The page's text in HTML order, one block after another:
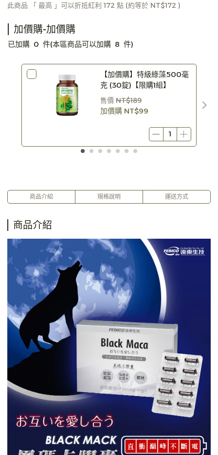
此商品 「 最高 」可以折抵紅利 172 點 (約等於 NT$172 )
加價購-加價購
已加購 0 件(本區商品可以加購 8 件)
【加價購】特級綠藻500毫
克 (30錠)【限購1組】
售價 NT$189
加價購 NT$99
商品介紹 規格說明 運送方式
商品介紹